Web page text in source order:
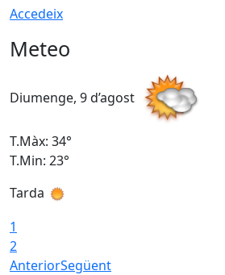
Accedeix
Meteo
Diumenge, 9 d’agost
T.Màx: 34°
T.Min: 23°
Tarda
1
2
AnteriorSegüent